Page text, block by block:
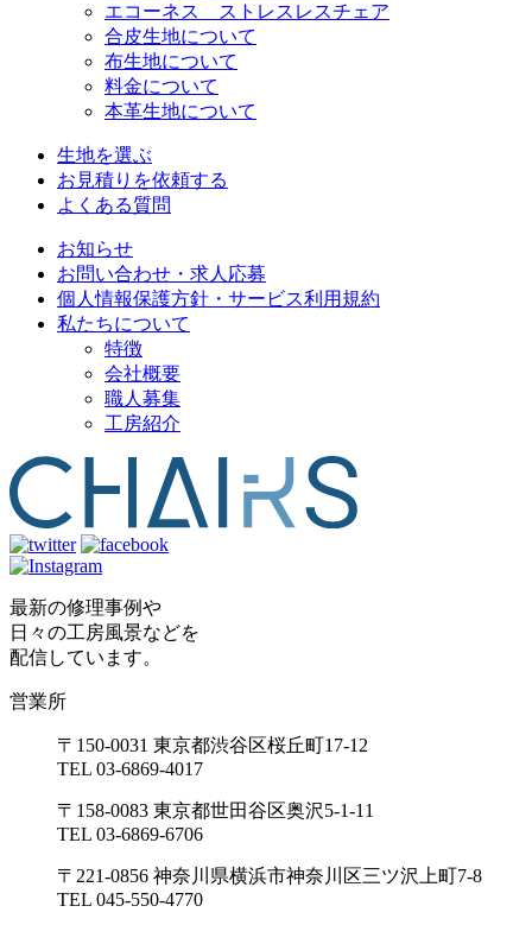
エコーネス ストレスレスチェア
合皮生地について
布生地について
料金について
本革生地について
生地を選ぶ
お見積りを依頼する
よくある質問
お知らせ
お問い合わせ・求人応募
個人情報保護方針・サービス利用規約
私たちについて
特徴
会社概要
職人募集
工房紹介
最新の修理事例や
日々の工房風景などを
配信しています。
営業所
〒150-0031 東京都渋谷区桜丘町17-12
TEL 03-6869-4017
〒158-0083 東京都世田谷区奥沢5-1-11
TEL 03-6869-6706
〒221-0856 神奈川県横浜市神奈川区三ツ沢上町7-8
TEL 045-550-4770